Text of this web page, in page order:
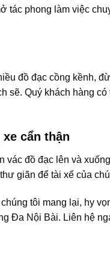
tác phong làm việc
đồ đạc cồng kềnh,
sẽ. Quý khách hàng
cẩn thận
vác đồ đạc lên và
giãn để tài xế của
tôi mang lại, hy
Đa Nội Bài. Liên hệ